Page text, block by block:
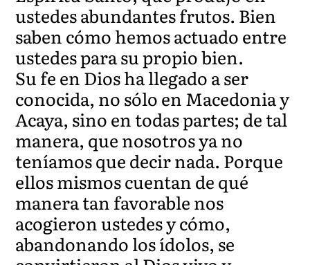
ustedes abundantes frutos. Bien
saben cómo hemos actuado entre
ustedes para su propio bien.
Su fe en Dios ha llegado a ser
conocida, no sólo en Macedonia y
Acaya, sino en todas partes; de tal
manera, que nosotros ya no
teníamos que decir nada. Porque
ellos mismos cuentan de qué
manera tan favorable nos
acogieron ustedes y cómo,
abandonando los ídolos, se